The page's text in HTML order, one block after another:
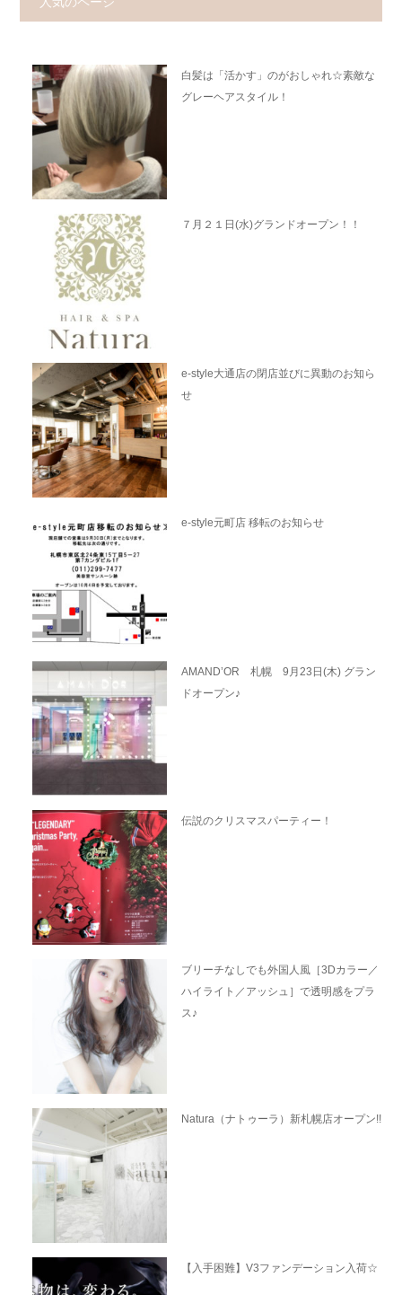
白髪は「活かす」のがおしゃれ☆素敵な
グレーヘアスタイル！
７月２１日(水)グランドオープン！！
e-style大通店の閉店並びに異動のお知ら
せ
e-style元町店 移転のお知らせ
AMAND’OR 札幌 9月23日(木) グラン
ドオープン♪
伝説のクリスマスパーティー！
ブリーチなしでも外国人風［3Dカラー／
ハイライト／アッシュ］で透明感をプラ
ス♪
Natura（ナトゥーラ）新札幌店オープン!!
【入手困難】V3ファンデーション入荷☆